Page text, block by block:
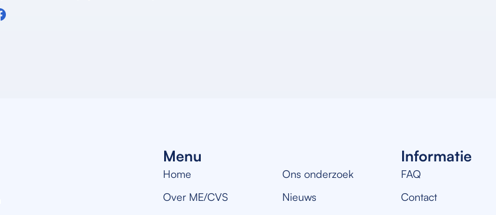
Menu
Home
Over ME/CVS
Ons onderzoek
Nieuws
Informatie
FAQ
Contact